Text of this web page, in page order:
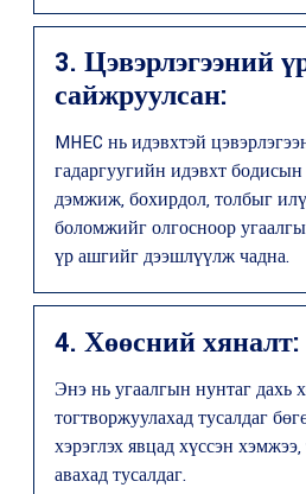
3. Цэвэрлэгээний
сайжруулсан:
MHEC нь идэвхтэй
гадаргуугийн идэвхт
дэмжиж, бохирдол, толбыг
боломжийг олгосноор
үр ашгийг дээшлүүлж чадна.
4. Хөөсний хяналт:
Энэ нь угаалгын нунтаг дахь
тогтворжуулахад тусалдаг
хэрэглэх явцад хүссэн
авахад тусалдаг.